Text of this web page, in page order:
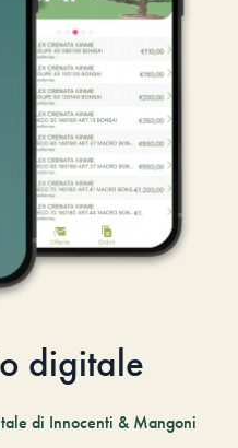
digitale
di Innocenti & Mangoni